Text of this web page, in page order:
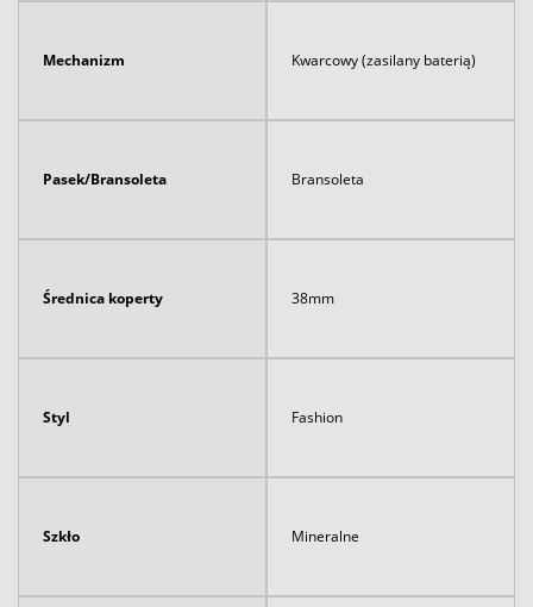
Mechanizm Kwarcowy (zasilany baterią)
Pasek/Bransoleta Bransoleta
Średnica koperty 38mm
Styl Fashion
Szkło Mineralne